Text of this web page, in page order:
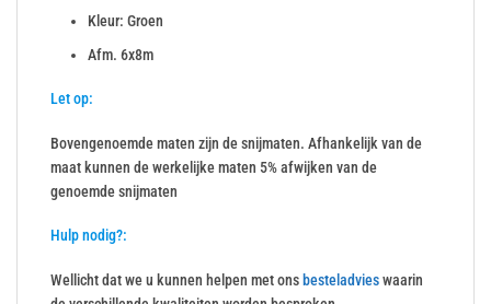
Kleur: Groen
Afm. 6x8m
Let op:
Bovengenoemde maten zijn de snijmaten. Afhankelijk van de
maat kunnen de werkelijke maten 5% afwijken van de
genoemde snijmaten
Hulp nodig?:
Wellicht dat we u kunnen helpen met onsbesteladvieswaarin